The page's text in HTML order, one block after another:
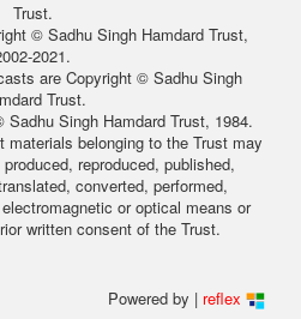
Trust.
© Sadhu Singh Hamdard Trust,
2021.
are Copyright © Sadhu Singh
Trust.
Singh Hamdard Trust, 1984.
belonging to the Trust may
reproduced, published,
converted, performed,
or optical means or
written consent of the Trust.
Powered by | reflex